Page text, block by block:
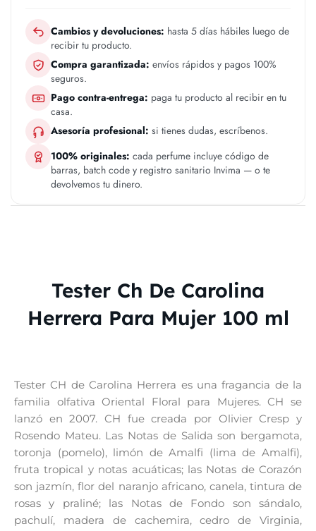
Cambios y devoluciones: hasta 5 días hábiles luego de
recibir tu producto.
Compra garantizada: envíos rápidos y pagos 100%
seguros.
Pago contra-entrega: paga tu producto al recibir en tu
casa.
Asesoría profesional: si tienes dudas, escríbenos.
100% originales: cada perfume incluye código de
barras, batch code y registro sanitario Invima — o te
devolvemos tu dinero.
Tester Ch De Carolina
Herrera Para Mujer 100 ml
Tester CH de Carolina Herrera es una fragancia de la
familia olfativa Oriental Floral para Mujeres. CH se
lanzó en 2007. CH fue creada por Olivier Cresp y
Rosendo Mateu. Las Notas de Salida son bergamota,
toronja (pomelo), limón de Amalfi (lima de Amalfi),
fruta tropical y notas acuáticas; las Notas de Corazón
son jazmín, flor del naranjo africano, canela, tintura de
rosas y praliné; las Notas de Fondo son sándalo,
pachulí, madera de cachemira, cedro de Virginia,